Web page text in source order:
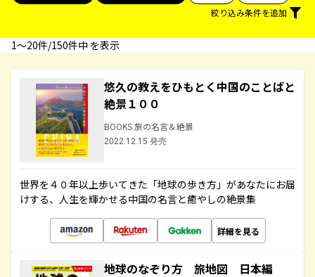
絞り込み条件を追加
1〜20件/150件中 を表示
悠久の教えをひもとく中国のことばと
絶景１００
BOOKS 旅の名言＆絶景
2022.12.15 発売
世界を４０年以上歩いてきた「地球の歩き方」があなたにお届
けする、人生を輝かせる中国の名言と癒やしの絶景集
詳細を見る
地球のなぞり方 旅地図 日本編